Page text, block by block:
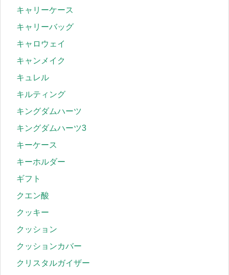
キャリーケース
キャリーバッグ
キャロウェイ
キャンメイク
キュレル
キルティング
キングダムハーツ
キングダムハーツ3
キーケース
キーホルダー
ギフト
クエン酸
クッキー
クッション
クッションカバー
クリスタルガイザー